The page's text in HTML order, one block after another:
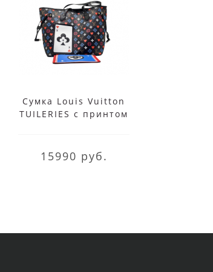
Сумка Louis Vuitton
TUILERIES с принтом
15990 руб.